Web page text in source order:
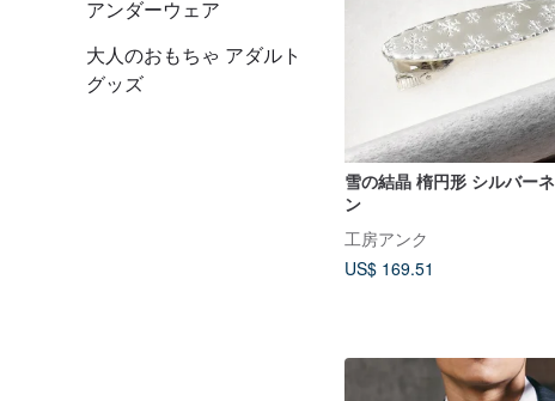
アンダーウェア
大人のおもちゃ アダルト
グッズ
雪の結晶 楕円形 シルバー
ン
工房アンク
US$ 169.51